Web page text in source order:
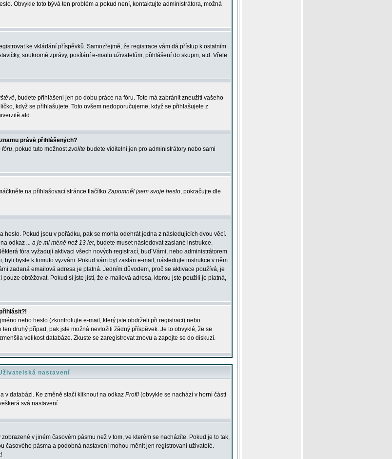
Obvykle toto bývá ten problém a pokud není, kontaktujte administrátora, možná
ke vkládání příspěvků. Samozřejmě, že registrace vám dá přístup k ostatním
soukromé zprávy, posílání e-mailů uživatelům, přihlášení do skupin, atd. Vřele
, budete přihlášeni jen po dobu práce na fóru. Toto má zabránit zneužití vašeho
když se přihlašujete. Toto ovšem nedoporučujeme, když se přihlašujete z
atd.
právě přihlášených?
fóru, pokud tuto možnostzvolíte budete viditelní jen pro administrátory nebo sami
na přihlašovací stránce tlačítkoZapomněl jsem svoje heslo, pokračujte dle
heslo. Pokud jsou v pořádku, pak se mohla odehrát jedna z následujících dvou věcí.
odkaz ... a je mi méně než 13 let, budete muset následovat zaslané instrukce.
fóra vyžadují aktivaci všech nových registrací, buď Vámi, nebo administrátorem
byli byste k tomuto vyzváni. Pokud vám byl zaslán e-mail, následujte instrukce v něm
zadaná emailová adresa je platná. Jedním důvodem, proč se aktivace používá, je
pouze obtěžovat. Pokud si jste jisti, že e-mailová adresa, kterou jste použili je platná,
nebo heslo (zkontrolujte e-mail, který jste obdrželi při registraci) nebo
druhý případ, pak jste možná nevložili žádný příspěvek. Je to obvyklé, že se
velikost databáze. Zkuste se zaregistrovat znovu a zapojte se do diskuzí.
nastavení
v databázi. Ke změně stačí kliknout na odkaz Profil (obvykle se nachází v horní části
svá nastavení.
v jiném časovém pásmu než v tom, ve kterém se nacházíte. Pokud je to tak,
časového pásma a podobná nastavení mohou měnit jen registrovaní uživatelé.